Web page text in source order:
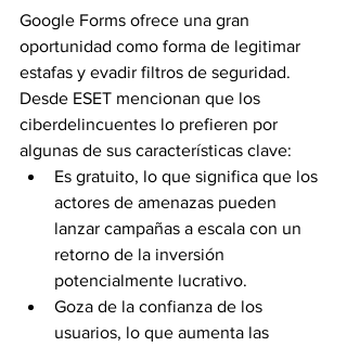
Google Forms ofrece una gran
oportunidad como forma de legitimar
estafas y evadir filtros de seguridad.
Desde ESET mencionan que los
ciberdelincuentes lo prefieren por
algunas de sus características clave:
Es gratuito, lo que significa que los
actores de amenazas pueden
lanzar campañas a escala con un
retorno de la inversión
potencialmente lucrativo.
Goza de la confianza de los
usuarios, lo que aumenta las